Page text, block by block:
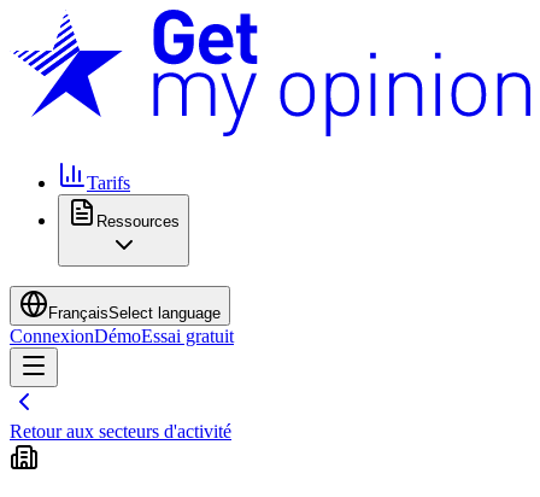
Tarifs
Ressources
FrançaisSelect language
ConnexionDémoEssai gratuit
Retour aux secteurs d'activité